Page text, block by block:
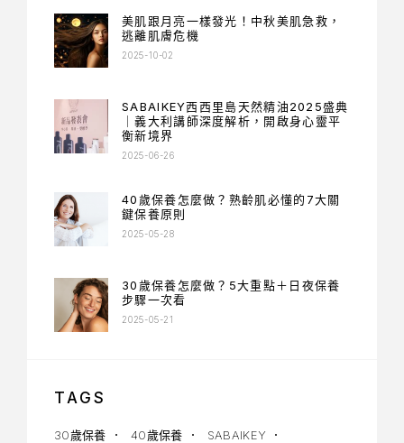
美肌跟月亮一樣發光！中秋美肌急救，
逃離肌膚危機
2025-10-02
SABAIKEY西西里島天然精油2025盛典
｜義大利講師深度解析，開啟身心靈平
衡新境界
2025-06-26
40歲保養怎麼做？熟齡肌必懂的7大關
鍵保養原則
2025-05-28
30歲保養怎麼做？5大重點＋日夜保養
步驟一次看
2025-05-21
TAGS
30歲保養 40歲保養
SABAIKEY